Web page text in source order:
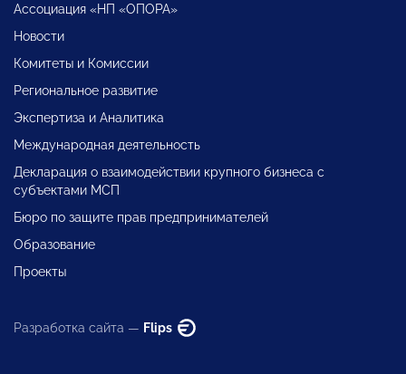
Ассоциация «НП «ОПОРА»
Новости
Комитеты и Комиссии
Региональное развитие
Экспертиза и Аналитика
Международная деятельность
Декларация о взаимодействии крупного бизнеса с
субъектами МСП
Бюро по защите прав предпринимателей
Образование
Проекты
Разработка сайта — Flips